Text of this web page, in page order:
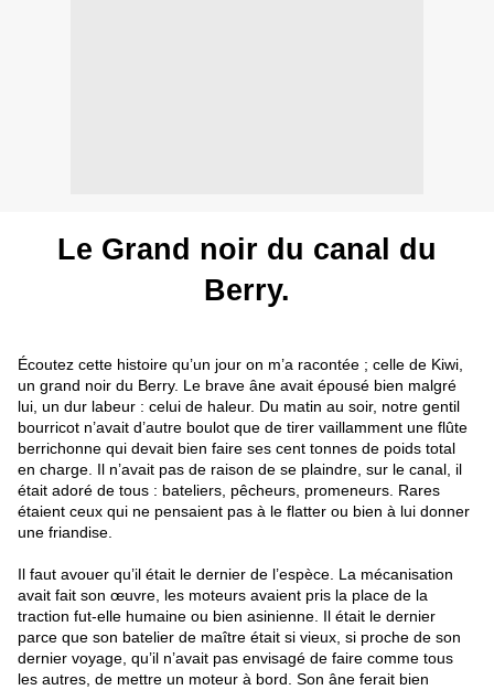
Le Grand noir du canal du
Berry.
Écoutez cette histoire qu’un jour on m’a racontée ; celle de Kiwi,
un grand noir du Berry. Le brave âne avait épousé bien malgré
lui, un dur labeur : celui de haleur. Du matin au soir, notre gentil
bourricot n’avait d’autre boulot que de tirer vaillamment une flûte
berrichonne qui devait bien faire ses cent tonnes de poids total
en charge. Il n’avait pas de raison de se plaindre, sur le canal, il
était adoré de tous : bateliers, pêcheurs, promeneurs. Rares
étaient ceux qui ne pensaient pas à le flatter ou bien à lui donner
une friandise.
Il faut avouer qu’il était le dernier de l’espèce. La mécanisation
avait fait son œuvre, les moteurs avaient pris la place de la
traction fut-elle humaine ou bien asinienne. Il était le dernier
parce que son batelier de maître était si vieux, si proche de son
dernier voyage, qu’il n’avait pas envisagé de faire comme tous
les autres, de mettre un moteur à bord. Son âne ferait bien